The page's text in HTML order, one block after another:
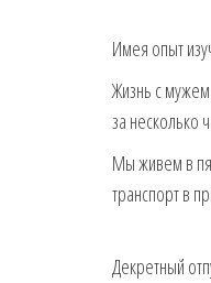
Имея опыт
Жизнь с
за несколько
Мы живем в
транспорт в
Декретный